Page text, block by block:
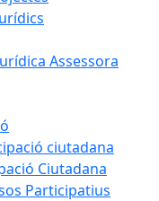
Assessora
ciutadana
Ciutadana
Participatius